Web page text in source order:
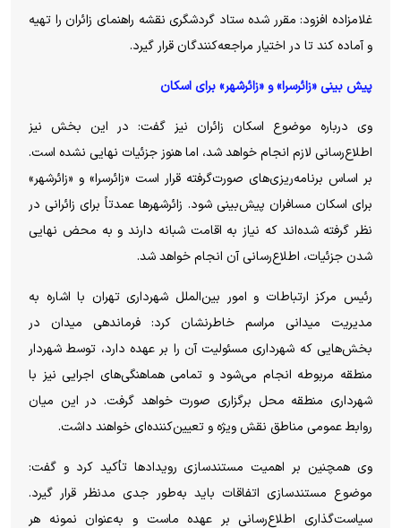
غلامزاده افزود: مقرر شده ستاد گردشگری نقشه راهنمای زائران را تهیه
و آماده کند تا در اختیار مراجعه‌کنندگان قرار گیرد.
پیش بینی «زائرسرا» و «زائرشهر» برای اسکان
وی درباره موضوع اسکان زائران نیز گفت: در این بخش نیز
اطلاع‌رسانی لازم انجام خواهد شد، اما هنوز جزئیات نهایی نشده است.
بر اساس برنامه‌ریزی‌های صورت‌گرفته قرار است «زائرسرا» و «زائرشهر»
برای اسکان مسافران پیش‌بینی شود. زائرشهرها عمدتاً برای زائرانی در
نظر گرفته شده‌اند که نیاز به اقامت شبانه دارند و به محض نهایی
شدن جزئیات، اطلاع‌رسانی آن انجام خواهد شد.
رئیس مرکز ارتباطات و امور بین‌الملل شهرداری تهران با اشاره به
مدیریت میدانی مراسم خاطرنشان کرد: فرماندهی میدان در
بخش‌هایی که شهرداری مسئولیت آن را بر عهده دارد، توسط شهردار
منطقه مربوطه انجام می‌شود و تمامی هماهنگی‌های اجرایی نیز با
شهرداری منطقه محل برگزاری صورت خواهد گرفت. در این میان
روابط عمومی مناطق نقش ویژه و تعیین‌کننده‌ای خواهند داشت.
وی همچنین بر اهمیت مستندسازی رویدادها تأکید کرد و گفت:
موضوع مستندسازی اتفاقات باید به‌طور جدی مدنظر قرار گیرد.
سیاست‌گذاری اطلاع‌رسانی بر عهده ماست و به‌عنوان نمونه هر